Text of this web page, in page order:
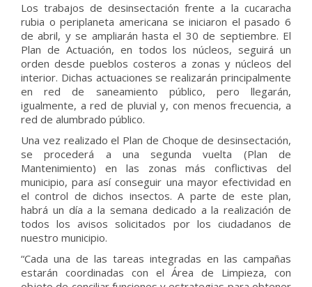
Los trabajos de desinsectación frente a la cucaracha
rubia o periplaneta americana se iniciaron el pasado 6
de abril, y se ampliarán hasta el 30 de septiembre. El
Plan de Actuación, en todos los núcleos, seguirá un
orden desde pueblos costeros a zonas y núcleos del
interior. Dichas actuaciones se realizarán principalmente
en red de saneamiento público, pero llegarán,
igualmente, a red de pluvial y, con menos frecuencia, a
red de alumbrado público.
Una vez realizado el Plan de Choque de desinsectación,
se procederá a una segunda vuelta (Plan de
Mantenimiento) en las zonas más conflictivas del
municipio, para así conseguir una mayor efectividad en
el control de dichos insectos. A parte de este plan,
habrá un día a la semana dedicado a la realización de
todos los avisos solicitados por los ciudadanos de
nuestro municipio.
“Cada una de las tareas integradas en las campañas
estarán coordinadas con el Área de Limpieza, con